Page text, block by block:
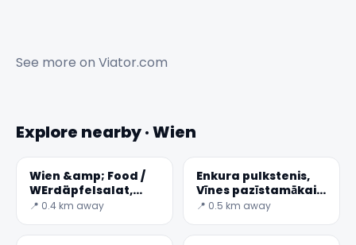
See more on Viator.com
Explore nearby · Wien
Wien &amp; Food /
WErdäpfelsalat,
Austrijas Kartupeļu
📍 0.4 km away
Enkura pulkstenis,
Vīnes pazīstamākais
pulkstenis
📍 0.5 km away